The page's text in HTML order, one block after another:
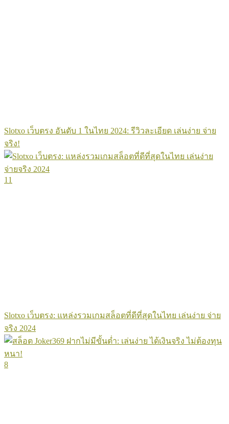
Slotxo เว็บตรง อันดับ 1 ในไทย 2024: รีวิวละเอียด เล่นง่าย จ่าย
จริง!
11
Slotxo เว็บตรง: แหล่งรวมเกมสล็อตที่ดีที่สุดในไทย เล่นง่าย จ่าย
จริง 2024
8